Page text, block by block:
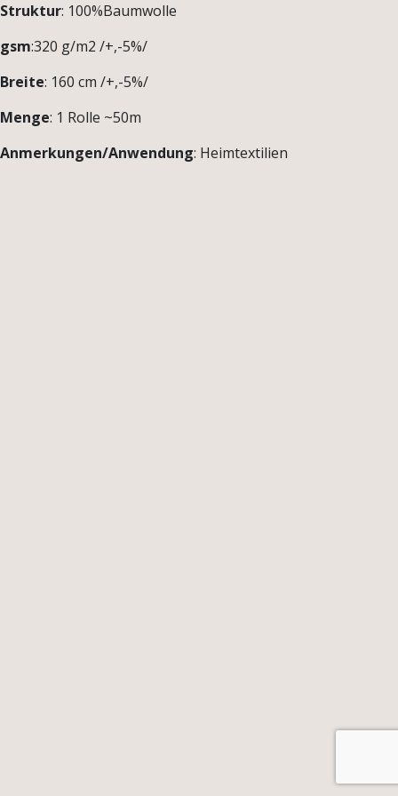
Struktur: 100%Baumwolle
gsm:320 g/m2 /+,-5%/
Breite: 160 cm /+,-5%/
Menge: 1 Rolle ~50m
Anmerkungen/Anwendung: Heimtextilien